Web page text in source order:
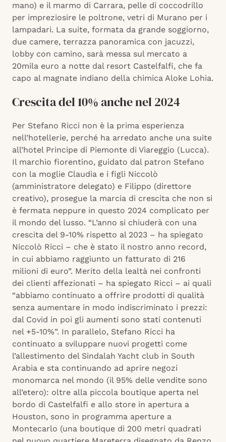
mano) e il marmo di Carrara, pelle di coccodrillo
per impreziosire le poltrone, vetri di Murano per i
lampadari. La suite, formata da grande soggiorno,
due camere, terrazza panoramica con jacuzzi,
lobby con camino, sarà messa sul mercato a
20mila euro a notte dal resort Castelfalfi, che fa
capo al magnate indiano della chimica Aloke Lohia.
Crescita del 10% anche nel 2024
Per Stefano Ricci non è la prima esperienza
nell’hotellerie, perché ha arredato anche una suite
all’hotel Principe di Piemonte di Viareggio (Lucca).
Il marchio fiorentino, guidato dal patron Stefano
con la moglie Claudia e i figli Niccolò
(amministratore delegato) e Filippo (direttore
creativo), prosegue la marcia di crescita che non si
è fermata neppure in questo 2024 complicato per
il mondo del lusso. “L’anno si chiuderà con una
crescita del 9-10% rispetto al 2023 – ha spiegato
Niccolò Ricci – che è stato il nostro anno record,
in cui abbiamo raggiunto un fatturato di 216
milioni di euro”. Merito della lealtà nei confronti
dei clienti affezionati – ha spiegato Ricci – ai quali
“abbiamo continuato a offrire prodotti di qualità
senza aumentare in modo indiscriminato i prezzi:
dal Covid in poi gli aumenti sono stati contenuti
nel +5-10%”. In parallelo, Stefano Ricci ha
continuato a sviluppare nuovi progetti come
l’allestimento del Sindalah Yacht club in South
Arabia e sta continuando ad aprire negozi
monomarca nel mondo (il 95% delle vendite sono
all’etero): oltre alla piccola boutique aperta nel
bordo di Castelfalfi e allo store in apertura a
Houston, sono in programma aperture a
Montecarlo (una boutique di 200 metri quadrati